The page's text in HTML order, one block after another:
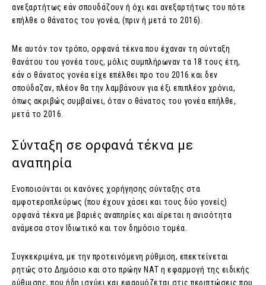
ανεξαρτήτως εάν σπουδάζουν ή όχι και ανεξαρτήτως του πότε
επήλθε ο θάνατος του γονέα, (πριν ή μετά το 2016).
Με αυτόν τον τρόπο, ορφανά τέκνα που έχαναν τη σύνταξη
θανάτου του γονέα τους, μόλις συμπλήρωναν τα 18 τους έτη,
εάν ο θάνατος γονέα είχε επέλθει προ του 2016 και δεν
σπούδαζαν, πλέον θα την λαμβάνουν για έξι επιπλέον χρόνια,
όπως ακριβώς συμβαίνει, όταν ο θάνατος του γονέα επήλθε,
μετά το 2016.
Σύνταξη σε ορφανά τέκνα με
αναπηρία
Ενοποιούνται οι κανόνες χορήγησης σύνταξης στα
αμφοτεροπλεύρως (που έχουν χάσει και τους δύο γονείς)
ορφανά τέκνα με βαριές αναπηρίες και αίρεται η ανισότητα
ανάμεσα στον Ιδιωτικό και τον δημόσιο τομέα.
Συγκεκριμένα, με την προτεινόμενη ρύθμιση, επεκτείνεται
ρητώς στο Δημόσιο και στο πρώην ΝΑΤ η εφαρμογή της ειδικής
ρύθμισης, που ήδη ισχύει και εφαρμόζεται στις περιπτώσεις που